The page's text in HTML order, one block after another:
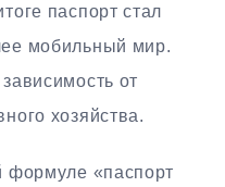
паспорт стал
мобильный мир.
от
хозяйства.
формуле «паспорт